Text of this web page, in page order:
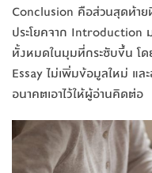
Conclusion คือส่วนสุดท้าย
ประโยคจาก Introduction
ทั้งหมดในมุมที่กระชับขึ้น โ
Essay ไม่เพิ่มข้อมูลใหม่ แ
อนาคตเอาไว้ให้ผู้อ่านคิดต่อ